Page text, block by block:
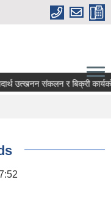
उत्खनन संकलन र बिक्री कार्यको